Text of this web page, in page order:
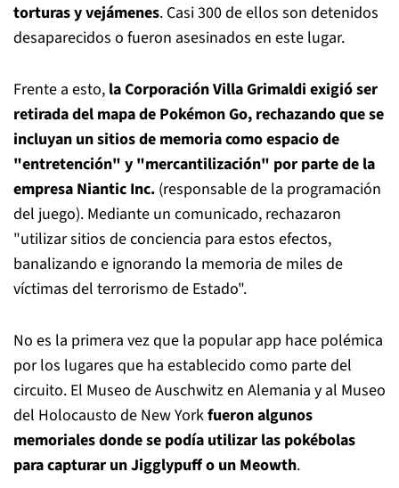
torturas y vejámenes. Casi 300 de ellos son detenidos
desaparecidos o fueron asesinados en este lugar.
Frente a esto, la Corporación Villa Grimaldi exigió ser
retirada del mapa de Pokémon Go, rechazando que se
incluyan un sitios de memoria como espacio de
"entretención" y "mercantilización" por parte de la
empresa Niantic Inc. (responsable de la programación
del juego). Mediante un comunicado, rechazaron
"utilizar sitios de conciencia para estos efectos,
banalizando e ignorando la memoria de miles de
víctimas del terrorismo de Estado".
No es la primera vez que la popular app hace polémica
por los lugares que ha establecido como parte del
circuito. El Museo de Auschwitz en Alemania y al Museo
del Holocausto de New Yorkfueron algunos
memoriales donde se podía utilizar las pokébolas
para capturar un Jigglypuff o un Meowth.